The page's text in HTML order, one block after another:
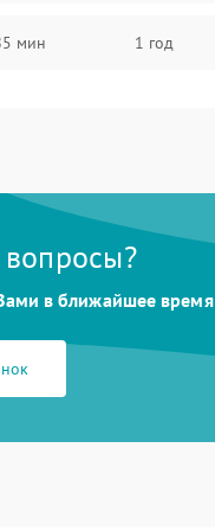
мин 1 год
вопросы?
в ближайшее время